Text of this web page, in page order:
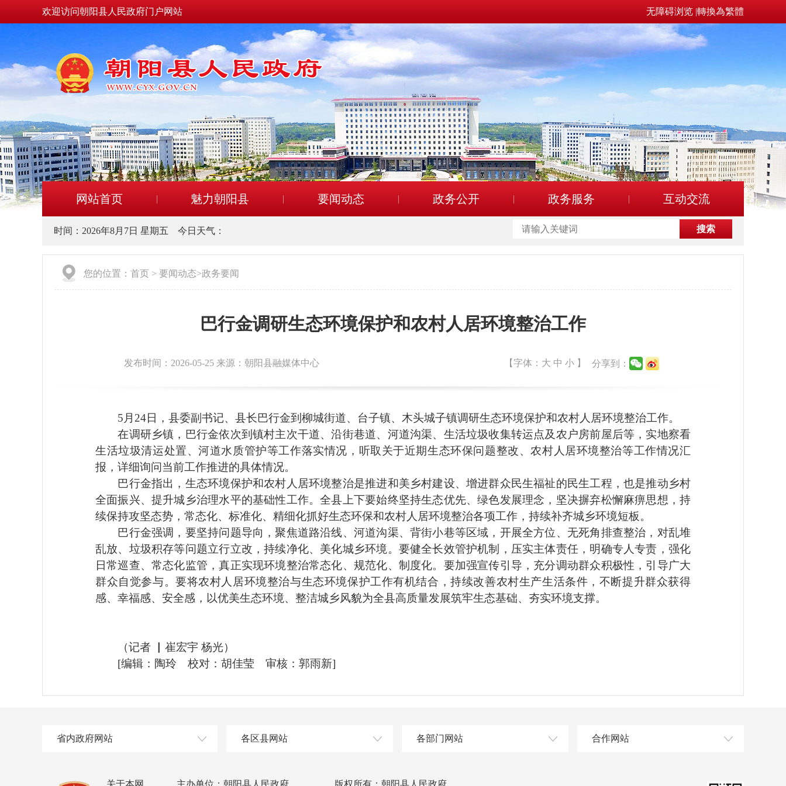
欢迎访问朝阳县人民政府门户网站 无障碍浏览 |轉換為繁體
网站首页 魅力朝阳县 要闻动态 政务公开 政务服务 互动交流
时间： 2026年8月7日 星期五 今日天气：
您的位置： 首页 > 要闻动态>政务要闻
巴行金调研生态环境保护和农村人居环境整治工作
发布时间：2026-05-25 来源：朝阳县融媒体中心 【字体： 大 中 小 】 分享到：
5月24日，县委副书记、县长巴行金到柳城街道、台子镇、木头城子镇调研生态环境保护和农村人居环境整治工作。
在调研乡镇，巴行金依次到镇村主次干道、沿街巷道、河道沟渠、生活垃圾收集转运点及农户房前屋后等，实地察看
生活垃圾清运处置、河道水质管护等工作落实情况，听取关于近期生态环保问题整改、农村人居环境整治等工作情况汇
报，详细询问当前工作推进的具体情况。
巴行金指出，生态环境保护和农村人居环境整治是推进和美乡村建设、增进群众民生福祉的民生工程，也是推动乡村
全面振兴、提升城乡治理水平的基础性工作。全县上下要始终坚持生态优先、绿色发展理念，坚决摒弃松懈麻痹思想，持
续保持攻坚态势，常态化、标准化、精细化抓好生态环保和农村人居环境整治各项工作，持续补齐城乡环境短板。
巴行金强调，要坚持问题导向，聚焦道路沿线、河道沟渠、背街小巷等区域，开展全方位、无死角排查整治，对乱堆
乱放、垃圾积存等问题立行立改，持续净化、美化城乡环境。要健全长效管护机制，压实主体责任，明确专人专责，强化
日常巡查、常态化监管，真正实现环境整治常态化、规范化、制度化。要加强宣传引导，充分调动群众积极性，引导广大
群众自觉参与。要将农村人居环境整治与生态环境保护工作有机结合，持续改善农村生产生活条件，不断提升群众获得
感、幸福感、安全感，以优美生态环境、整洁城乡风貌为全县高质量发展筑牢生态基础、夯实环境支撑。
（记者 ▏崔宏宇 杨光）
[编辑：陶玲 校对：胡佳莹 审核：郭雨新]
省内政府网站 各区县网站 各部门网站 合作网站
关于本网 主办单位：朝阳县人民政府 版权所有：朝阳县人民政府